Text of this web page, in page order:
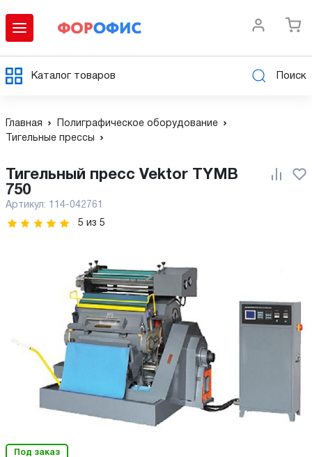
Каталог товаров Поиск
Главная
Полиграфическое оборудование
Тигельные прессы
750
Артикул: 114-042761
5 из 5
Под заказ